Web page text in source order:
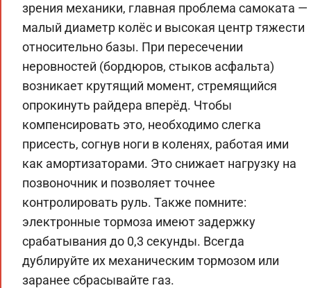
зрения механики, главная проблема самоката —
малый диаметр колёс и высокая центр тяжести
относительно базы. При пересечении
неровностей (бордюров, стыков асфальта)
возникает крутящий момент, стремящийся
опрокинуть райдера вперёд. Чтобы
компенсировать это, необходимо слегка
присесть, согнув ноги в коленях, работая ими
как амортизаторами. Это снижает нагрузку на
позвоночник и позволяет точнее
контролировать руль. Также помните:
электронные тормоза имеют задержку
срабатывания до 0,3 секунды. Всегда
дублируйте их механическим тормозом или
заранее сбрасывайте газ.